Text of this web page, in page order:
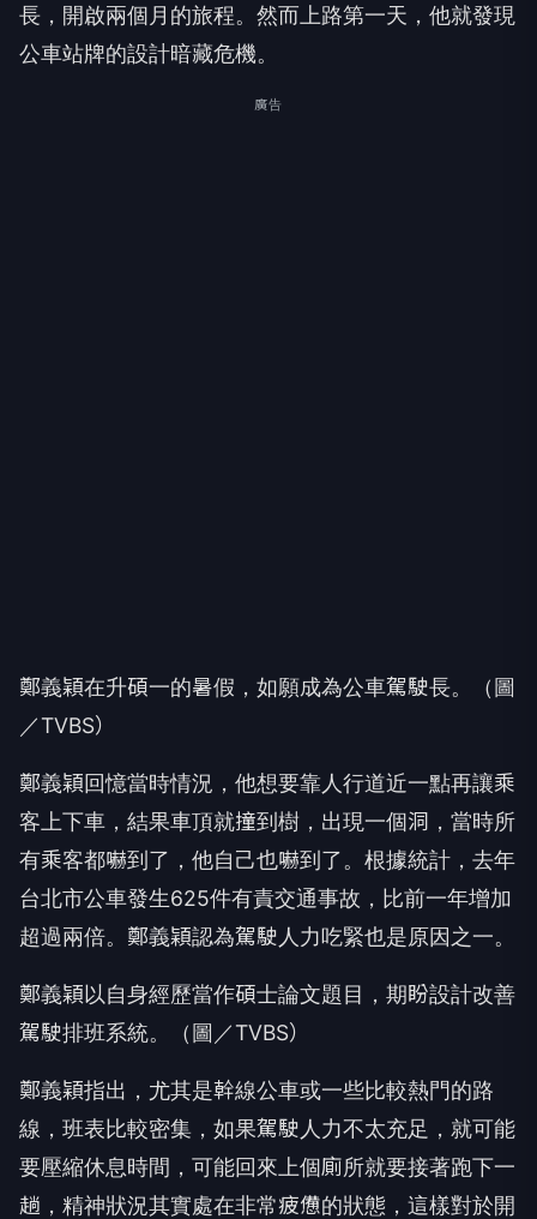
長，開啟兩個月的旅程。然而上路第一天，他就發現
公車站牌的設計暗藏危機。
廣告
鄭義穎在升碩一的暑假，如願成為公車駕駛長。（圖
／TVBS）
鄭義穎回憶當時情況，他想要靠人行道近一點再讓乘
客上下車，結果車頂就撞到樹，出現一個洞，當時所
有乘客都嚇到了，他自己也嚇到了。根據統計，去年
台北市公車發生625件有責交通事故，比前一年增加
超過兩倍。鄭義穎認為駕駛人力吃緊也是原因之一。
鄭義穎以自身經歷當作碩士論文題目，期盼設計改善
駕駛排班系統。（圖／TVBS）
鄭義穎指出，尤其是幹線公車或一些比較熱門的路
線，班表比較密集，如果駕駛人力不太充足，就可能
要壓縮休息時間，可能回來上個廁所就要接著跑下一
趟，精神狀況其實處在非常疲憊的狀態，這樣對於開